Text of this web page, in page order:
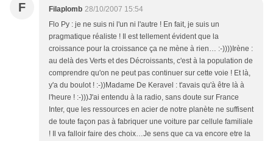
F Filaplomb 28/10/2007 15:54
Flo Py : je ne suis ni l'un ni l'autre ! En fait, je suis un
pragmatique réaliste ! Il est tellement évident que la
croissance pour la croissance ça ne mène à rien… :-))))Irène :
au delà des Verts et des Décroissants, c'est à la population de
comprendre qu'on ne peut pas continuer sur cette voie ! Et là,
y'a du boulot ! :-))Madame De Keravel : t'avais qu'à être là à
l'heure ! :-)))J'ai entendu à la radio, sans doute sur France
Inter, que les ressources en acier de notre planète ne suffisent
de toute façon pas à fabriquer une voiture par cellule familiale
! Il va falloir faire des choix…Je sens que ca va encore etre la